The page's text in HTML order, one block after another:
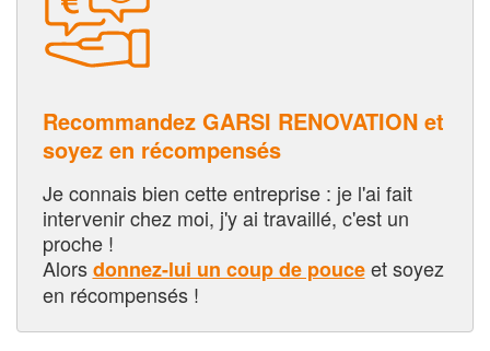
Recommandez GARSI RENOVATION et
soyez en récompensés
Je connais bien cette entreprise : je l'ai fait
intervenir chez moi, j'y ai travaillé, c'est un
proche !
Alorsdonnez-lui un coup de pouceet soyez
en récompensés !